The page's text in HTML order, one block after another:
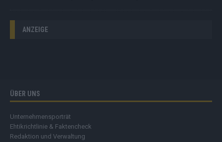
ANZEIGE
ÜBER UNS
Unternehmensporträt
Ehtikrichtlinie & Faktencheck
Redaktion und Verwaltung